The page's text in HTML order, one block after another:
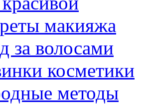
макияжа
за волосами
косметики
методы